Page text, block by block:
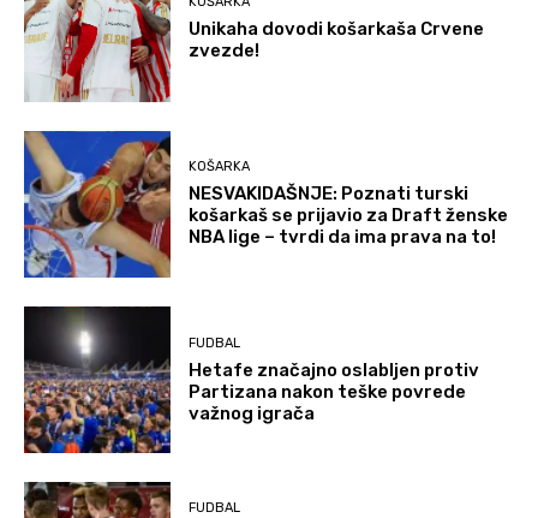
Unikaha dovodi košarkaša Crvene
zvezde!
KOŠARKA
NESVAKIDAŠNJE: Poznati turski
košarkaš se prijavio za Draft ženske
NBA lige – tvrdi da ima prava na to!
FUDBAL
Hetafe značajno oslabljen protiv
Partizana nakon teške povrede
važnog igrača
FUDBAL